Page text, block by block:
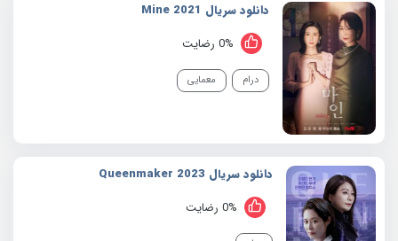
دانلود سریال 2021 Mine
0% رضایت
درام معمایی
دانلود سریال 2023 Queenmaker
0% رضایت